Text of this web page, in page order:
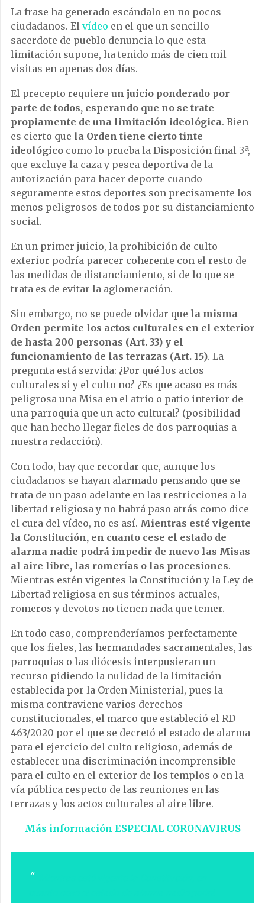
La frase ha generado escándalo en no pocos
ciudadanos. El vídeo en el que un sencillo
sacerdote de pueblo denuncia lo que esta
limitación supone, ha tenido más de cien mil
visitas en apenas dos días.
El precepto requiere un juicio ponderado por
parte de todos, esperando que no se trate
propiamente de una limitación ideológica. Bien
es cierto que la Orden tiene cierto tinte
ideológico como lo prueba la Disposición final 3ª,
que excluye la caza y pesca deportiva de la
autorización para hacer deporte cuando
seguramente estos deportes son precisamente los
menos peligrosos de todos por su distanciamiento
social.
En un primer juicio, la prohibición de culto
exterior podría parecer coherente con el resto de
las medidas de distanciamiento, si de lo que se
trata es de evitar la aglomeración.
Sin embargo, no se puede olvidar que la misma
Orden permite los actos culturales en el exterior
de hasta 200 personas (Art. 33) y el
funcionamiento de las terrazas (Art. 15). La
pregunta está servida: ¿Por qué los actos
culturales si y el culto no? ¿Es que acaso es más
peligrosa una Misa en el atrio o patio interior de
una parroquia que un acto cultural? (posibilidad
que han hecho llegar fieles de dos parroquias a
nuestra redacción).
Con todo, hay que recordar que, aunque los
ciudadanos se hayan alarmado pensando que se
trata de un paso adelante en las restricciones a la
libertad religiosa y no habrá paso atrás como dice
el cura del vídeo, no es así. Mientras esté vigente
la Constitución, en cuanto cese el estado de
alarma nadie podrá impedir de nuevo las Misas
al aire libre, las romerías o las procesiones.
Mientras estén vigentes la Constitución y la Ley de
Libertad religiosa en sus términos actuales,
romeros y devotos no tienen nada que temer.
En todo caso, comprenderíamos perfectamente
que los fieles, las hermandades sacramentales, las
parroquias o las diócesis interpusieran un
recurso pidiendo la nulidad de la limitación
establecida por la Orden Ministerial, pues la
misma contraviene varios derechos
constitucionales, el marco que estableció el RD
463/2020 por el que se decretó el estado de alarma
para el ejercicio del culto religioso, además de
establecer una discriminación incomprensible
para el culto en el exterior de los templos o en la
vía pública respecto de las reuniones en las
terrazas y los actos culturales al aire libre.
Más información ESPECIAL CORONAVIRUS